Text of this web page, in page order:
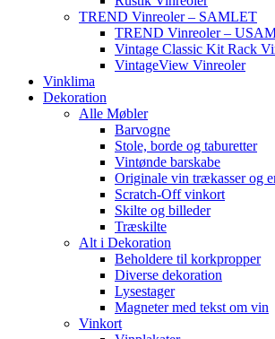
TREND Vinreoler – SAMLET
TREND Vinreoler –
Vintage Classic Kit Rack
VintageView Vinreoler
Vinklima
Dekoration
Alle Møbler
Barvogne
Stole, borde og taburetter
Vintønde barskabe
Originale vin trækasser og
Scratch-Off vinkort
Skilte og billeder
Træskilte
Alt i Dekoration
Beholdere til korkpropper
Diverse dekoration
Lysestager
Magneter med tekst om vin
Vinkort